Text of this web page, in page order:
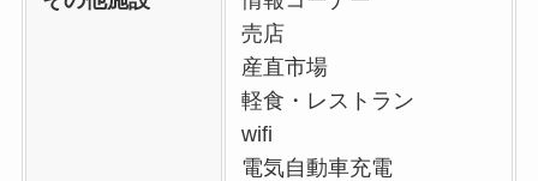
売店
産直市場
軽食・レストラン
wifi
電気自動車充電